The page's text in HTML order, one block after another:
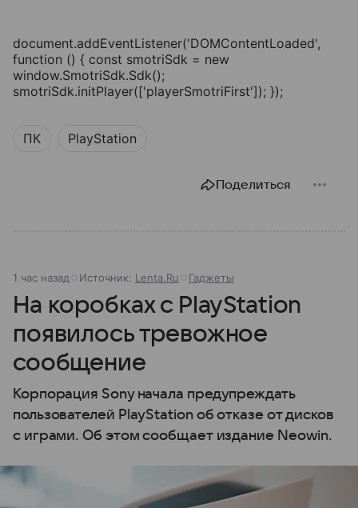
document.addEventListener('DOMContentLoaded',
function () { const smotriSdk = new
window.SmotriSdk.Sdk();
smotriSdk.initPlayer(['playerSmotriFirst']); });
ПК PlayStation
Поделиться
1 час назад Источник: Lenta.Ru Гаджеты
На коробках с PlayStation
появилось тревожное
сообщение
Корпорация Sony начала предупреждать
пользователей PlayStation об отказе от дисков
с играми. Об этом сообщает издание Neowin.